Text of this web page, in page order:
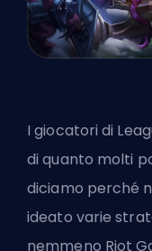
I giocatori di
di quanto molti
diciamo perché
ideato varie
nemmeno Riot